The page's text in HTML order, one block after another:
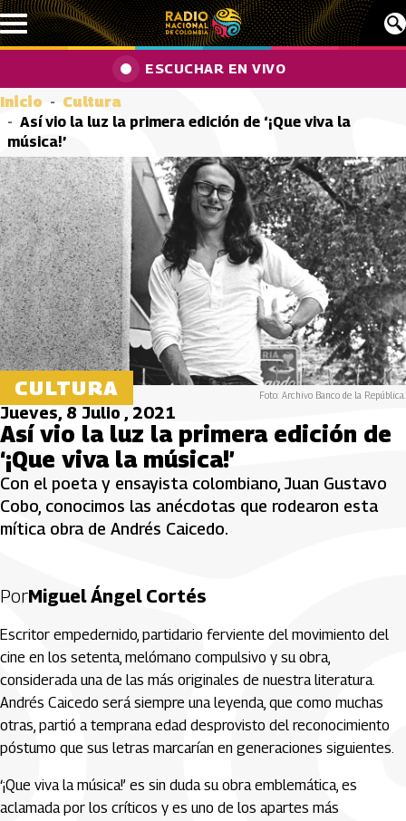
Pasar al contenido principal
ESCUCHAR EN VIVO
Inicio
Cultura
Así vio la luz la primera edición de ‘¡Que viva la
música!’
CULTURA Foto: Archivo Banco de la República.
Jueves, 8 Julio , 2021
Así vio la luz la primera edición de
‘¡Que viva la música!’
Con el poeta y ensayista colombiano, Juan Gustavo
Cobo, conocimos las anécdotas que rodearon esta
mítica obra de Andrés Caicedo.
PorMiguel Ángel Cortés
Escritor empedernido, partidario ferviente del movimiento del
cine en los setenta, melómano compulsivo y su obra,
considerada una de las más originales de nuestra literatura.
Andrés Caicedo será siempre una leyenda, que como muchas
otras, partió a temprana edad desprovisto del reconocimiento
póstumo que sus letras marcarían en generaciones siguientes.
‘¡Que viva la música!’ es sin duda su obra emblemática, es
aclamada por los críticos y es uno de los apartes más